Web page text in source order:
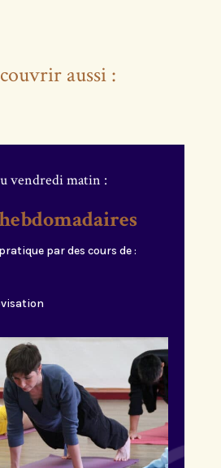
aussi :
vendredi matin :
par des cours de :